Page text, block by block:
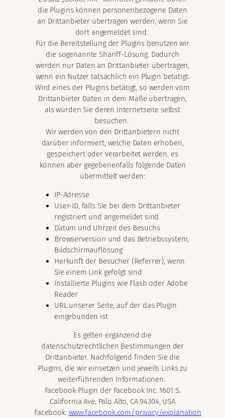
die Plugins können personenbezogene Daten
an Drittanbieter übertragen werden, wenn Sie
dort angemeldet sind.
Für die Bereitstellung der Plugins benutzen wir
die sogenannte Shariff-Lösung. Dadurch
werden nur Daten an Drittanbieter übertragen,
wenn ein Nutzer tatsächlich ein Plugin betätigt.
Wird eines der Plugins betätigt, so werden vom
Drittanbieter Daten in dem Maße übertragen,
als würden Sie deren Internetseite selbst
besuchen.
Wir werden von den Drittanbietern nicht
darüber informiert, welche Daten erhoben,
gespeichert oder verarbeitet werden, es
können aber gegebenenfalls folgende Daten
übermittelt werden:
IP-Adresse
User-ID, falls Sie bei dem Drittanbieter
registriert und angemeldet sind
Datum und Uhrzeit des Besuchs
Browserversion und das Betriebssystem,
Bildschirmauflösung
Herkunft der Besucher (Referrer), wenn
Sie einem Link gefolgt sind
Installierte Plugins wie Flash oder Adobe
Reader
URL unserer Seite, auf der das Plugin
eingebunden ist
Es gelten ergänzend die
datenschutzrechtlichen Bestimmungen der
Drittanbieter. Nachfolgend finden Sie die
Plugins, die wir einsetzen und jeweils Links zu
weiterführenden Informationen:
Facebook-Plugin der Facebook Inc. 1601 S.
California Ave, Palo Alto, CA 94304, USA
Facebook: www.facebook.com/privacy/explanation